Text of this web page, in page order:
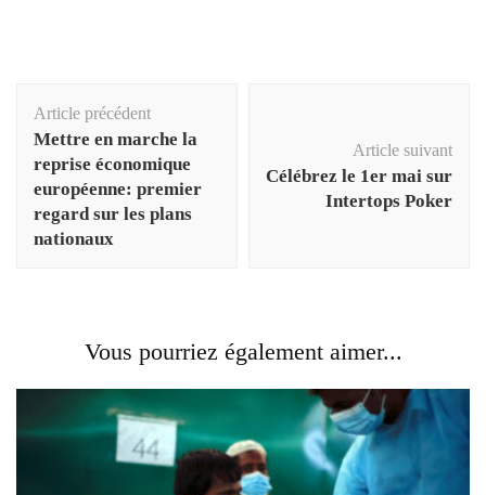
d'article
Article précédent
Mettre en marche la
reprise économique
européenne: premier
regard sur les plans
nationaux
Article suivant
Célébrez le 1er mai sur
Intertops Poker
Vous pourriez également aimer...